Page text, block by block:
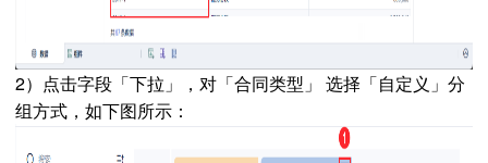
2）点击字段「下拉」，对「合同类型」 选择「自定义」分
组方式，如下图所示：